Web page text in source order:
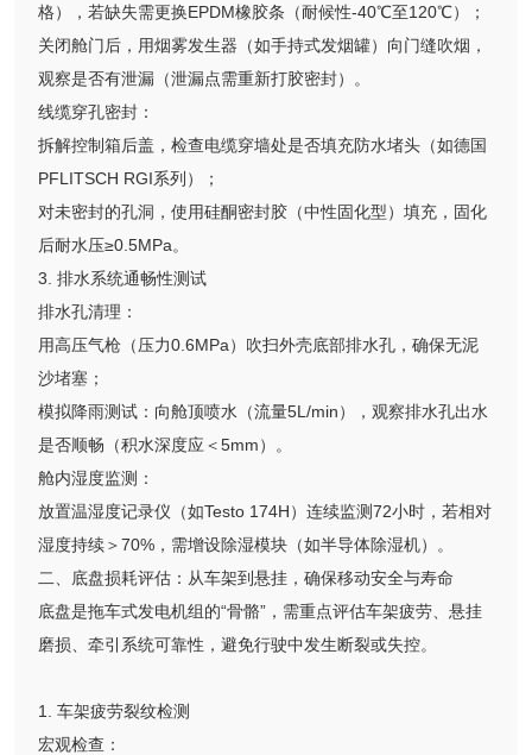
格），若缺失需更换EPDM橡胶条（耐候性-40℃至120℃）；
关闭舱门后，用烟雾发生器（如手持式发烟罐）向门缝吹烟，
观察是否有泄漏（泄漏点需重新打胶密封）。
线缆穿孔密封：
拆解控制箱后盖，检查电缆穿墙处是否填充防水堵头（如德国
PFLITSCH RGI系列）；
对未密封的孔洞，使用硅酮密封胶（中性固化型）填充，固化
后耐水压≥0.5MPa。
3. 排水系统通畅性测试
排水孔清理：
用高压气枪（压力0.6MPa）吹扫外壳底部排水孔，确保无泥
沙堵塞；
模拟降雨测试：向舱顶喷水（流量5L/min），观察排水孔出水
是否顺畅（积水深度应＜5mm）。
舱内湿度监测：
放置温湿度记录仪（如Testo 174H）连续监测72小时，若相对
湿度持续＞70%，需增设除湿模块（如半导体除湿机）。
二、底盘损耗评估：从车架到悬挂，确保移动安全与寿命
底盘是拖车式发电机组的“骨骼”，需重点评估车架疲劳、悬挂
磨损、牵引系统可靠性，避免行驶中发生断裂或失控。
1. 车架疲劳裂纹检测
宏观检查：